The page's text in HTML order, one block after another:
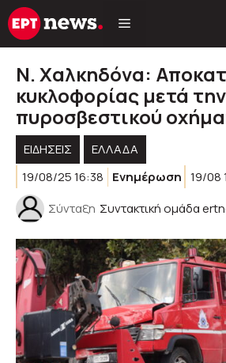
Μετάβαση
σε
Ν. Χαλκηδόνα:
κυκλοφορίας μετά
πυροσβεστικού
ΕΙΔΗΣΕΙΣ
ΕΛΛΑΔΑ
19/08/25 16:38
Ενημέρωση 19/08
Σύνταξη Συντακτική ομάδα